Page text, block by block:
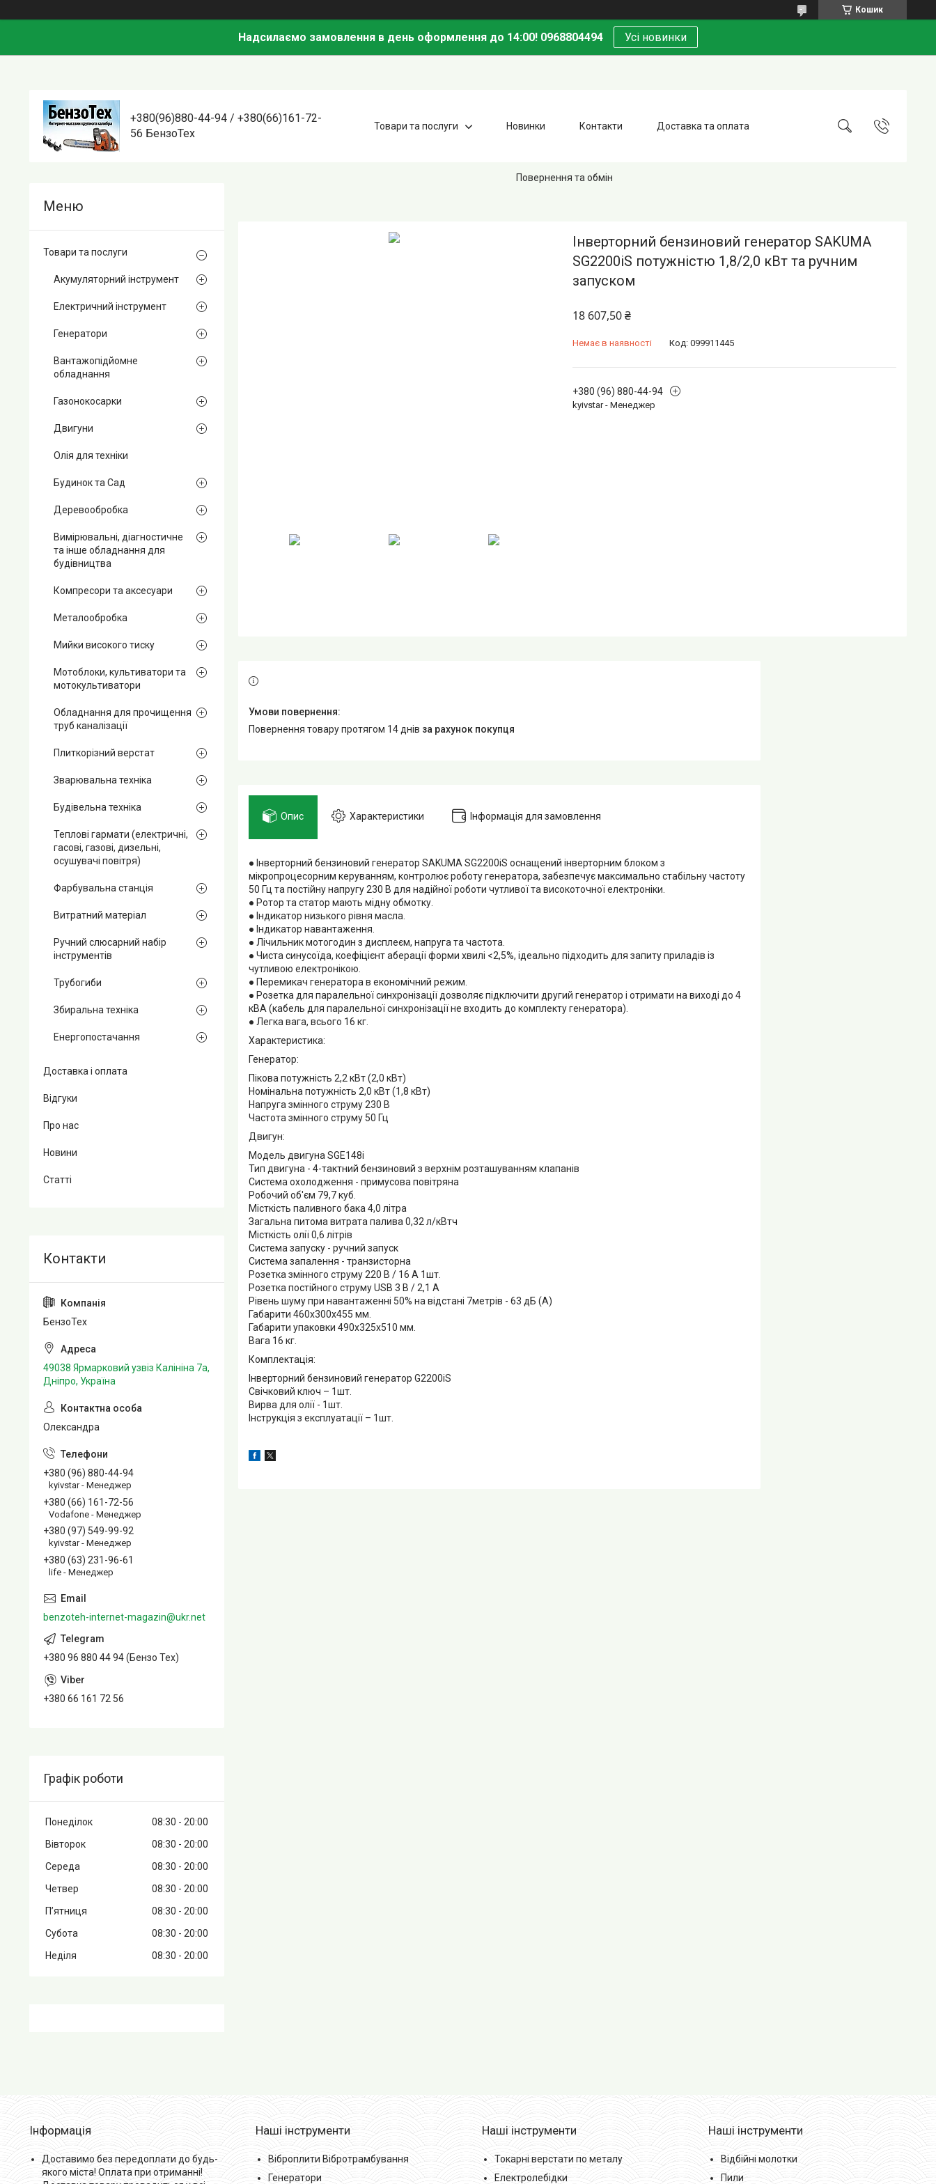
Кошик
Надсилаємо замовлення в день оформлення до 14:00! 0968804494 Усі новинки
+380(96)880-44-94 / +380(66)161-72-
56 БензоТех
Товари та послуги Новинки Контакти Доставка та оплата
Повернення та обмін
Інверторний бензиновий генератор SAKUMA
SG2200iS потужністю 1,8/2,0 кВт та ручним
запуском
18 607,50 ₴
Немає в наявності Код: 099911445
+380 (96) 880-44-94
kyivstar - Менеджер
повернення товару протягом 14 днів за рахунок покупця
Опис Характеристики Інформація для замовлення
● Інверторний бензиновий генератор SAKUMA SG2200iS оснащений інверторним блоком з
мікропроцесорним керуванням, контролює роботу генератора, забезпечує максимально стабільну частоту
50 Гц та постійну напругу 230 В для надійної роботи чутливої та високоточної електроніки.
● Ротор та статор мають мідну обмотку.
● Індикатор низького рівня масла.
● Індикатор навантаження.
● Лічильник мотогодин з дисплеєм, напруга та частота.
● Чиста синусоїда, коефіцієнт аберації форми хвилі <2,5%, ідеально підходить для запиту приладів із
чутливою електронікою.
● Перемикач генератора в економічний режим.
● Розетка для паралельної синхронізації дозволяє підключити другий генератор і отримати на виході до 4
кВА (кабель для паралельної синхронізації не входить до комплекту генератора).
● Легка вага, всього 16 кг.
Характеристика:
Генератор:
Пікова потужність 2,2 кВт (2,0 кВт)
Номінальна потужність 2,0 кВт (1,8 кВт)
Напруга змінного струму 230 В
Частота змінного струму 50 Гц
Двигун:
Модель двигуна SGE148i
Тип двигуна - 4-тактний бензиновий з верхнім розташуванням клапанів
Система охолодження - примусова повітряна
Робочий об'єм 79,7 куб.
Місткість паливного бака 4,0 літра
Загальна питома витрата палива 0,32 л/кВтч
Місткість олії 0,6 літрів
Система запуску - ручний запуск
Система запалення - транзисторна
Розетка змінного струму 220 В / 16 А 1шт.
Розетка постійного струму USB 3 В / 2,1 А
Рівень шуму при навантаженні 50% на відстані 7метрів - 63 дБ (А)
Габарити 460х300х455 мм.
Габарити упаковки 490х325х510 мм.
Вага 16 кг.
Комплектація:
Інверторний бензиновий генератор G2200iS
Свічковий ключ – 1шт.
Вирва для олії - 1шт.
Інструкція з експлуатації – 1шт.
Товари та послуги
Акумуляторний інструмент
Електричний інструмент
Генератори
Вантажопідйомне
обладнання
Газонокосарки
Двигуни
Олія для техніки
Будинок та Сад
Деревообробка
Вимірювальні, діагностичне
та інше обладнання для
будівництва
Компресори та аксесуари
Металообробка
Мийки високого тиску
Мотоблоки, культиватори та
мотокультиватори
Обладнання для прочищення
труб каналізації
Плиткорізний верстат
Зварювальна техніка
Будівельна техніка
Теплові гармати (електричні,
гасові, газові, дизельні,
осушувачі повітря)
Фарбувальна станція
Витратний матеріал
Ручний слюсарний набір
інструментів
Трубогиби
Збиральна техніка
Енергопостачання
Доставка і оплата
Відгуки
Про нас
Новини
Статті
БензоТех
49038 Ярмарковий узвіз Калініна 7а,
Дніпро, Україна
Олександра
+380 (96) 880-44-94
kyivstar - Менеджер
+380 (66) 161-72-56
Vodafone - Менеджер
+380 (97) 549-99-92
kyivstar - Менеджер
+380 (63) 231-96-61
life - Менеджер
benzoteh-internet-magazin@ukr.net
+380 96 880 44 94 (Бензо Тех)
+380 66 161 72 56
Графік роботи
Понеділок 08:30
20:00
Вівторок
08:30
20:00
Середа
08:30
20:00
Четвер
08:30
20:00
Пʼятниця
08:30
20:00
Субота
08:30
20:00
Неділя
08:30 20:00
Інформація
Доставимо без передоплати до будь-
якого міста! Оплата при отриманні!
Наші інструменти
Віброплити Вібротрамбування
Генератори
Наші інструменти
Токарні верстати по металу
Електролебідки
Наші інструменти
Відбійні молотки
Пили